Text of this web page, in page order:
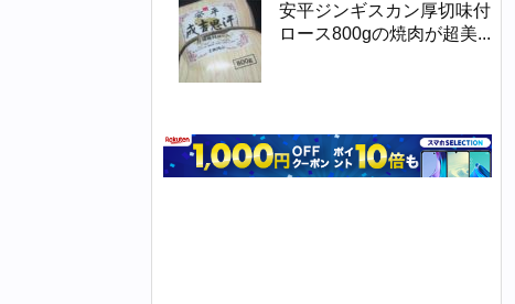
安平ジンギスカン厚切味付
ロース800gの焼肉が超美...